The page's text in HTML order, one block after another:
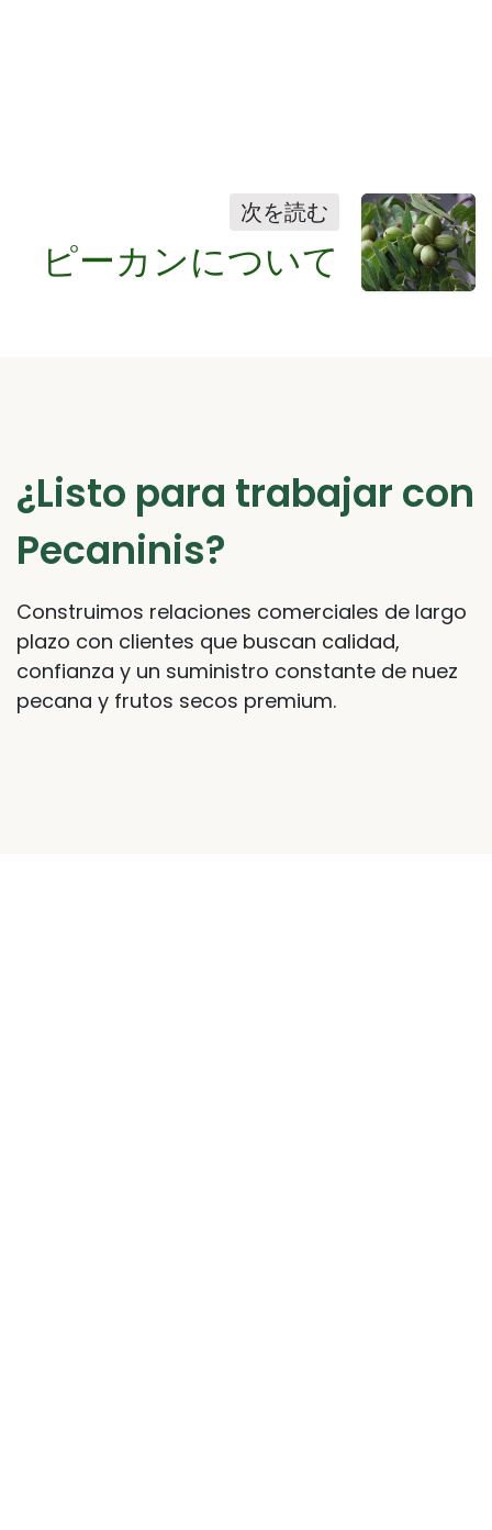
次を読む
ピーカンについて
¿Listo para trabajar con
Pecaninis?
Construimos relaciones comerciales de largo
plazo con clientes que buscan calidad,
confianza y un suministro constante de nuez
pecana y frutos secos premium.